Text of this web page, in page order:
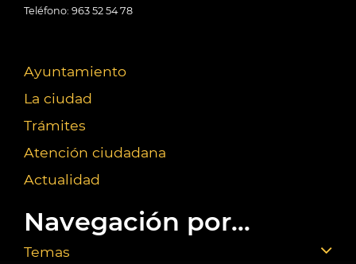
Teléfono: 963 52 54 78
Ayuntamiento
La ciudad
Trámites
Atención ciudadana
Actualidad
Navegación por...
Temas